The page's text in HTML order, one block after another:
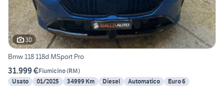
30
Bmw 118 118d MSport Pro
31.999 €Fiumicino(RM)
Usato
01/2025 34999 Km Diesel Automatico
Euro 6